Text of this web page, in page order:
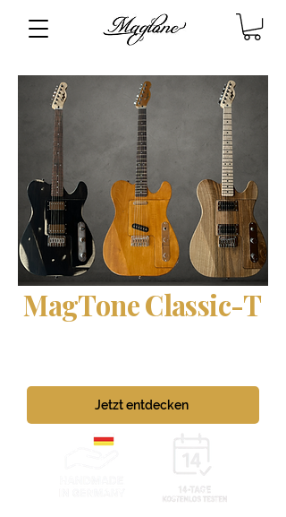
MagTone Classic-T
Jetzt entdecken